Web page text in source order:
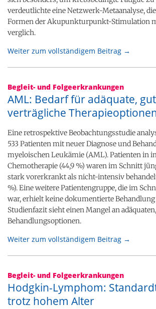
verdeutlichte eine Netzwerk-Metaanalyse,
Formen der Akupunkturpunkt-Stimulation
verglich.
Weiter zum vollständigem Beitrag →
Begleit- und Folgeerkrankungen
AML: Bedarf für adäquate,
verträgliche
Eine retrospektive Beobachtungsstudie
533 Patienten mit neuer Diagnose und
myeloischen Leukämie (AML). Patienten in
Chemotherapie (44,9 %) waren im Schnitt
stark vorerkrankt als nicht-intensiv
%). Eine weitere Patientengruppe, die im
war, erhielt keine dokumentierte
Studienfazit sieht einen Mangel an
Behandlungsoptionen.
Weiter zum vollständigem Beitrag →
Begleit- und Folgeerkrankungen
Hodgkin-Lymphom:
trotz hohem Alter